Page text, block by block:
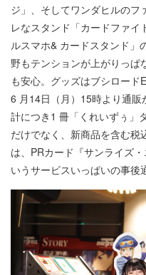
ジ」、そしてワンダヒルのフ
レなスタンド「カードファ
ルスマホ& カードスタンド」
野もテンションが上がりっ
も安心。グッズはブシロー
6 月14日（月）15時より通
計につき1 冊「くれいずぅ」
だけでなく、新商品を含む
は、PRカード『サンライズ
いうサービスいっぱいの事後